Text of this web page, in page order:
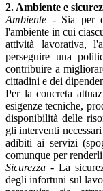
2. Ambiente e
Ambiente - Sia per
l'ambiente in cui
attività lavorativa,
perseguire una
contribuire a
cittadini e dei
Per la concreta
esigenze tecniche,
disponibilità delle
gli interventi
adibiti ai servizi
comunque per
Sicurezza - La
degli infortuni sul